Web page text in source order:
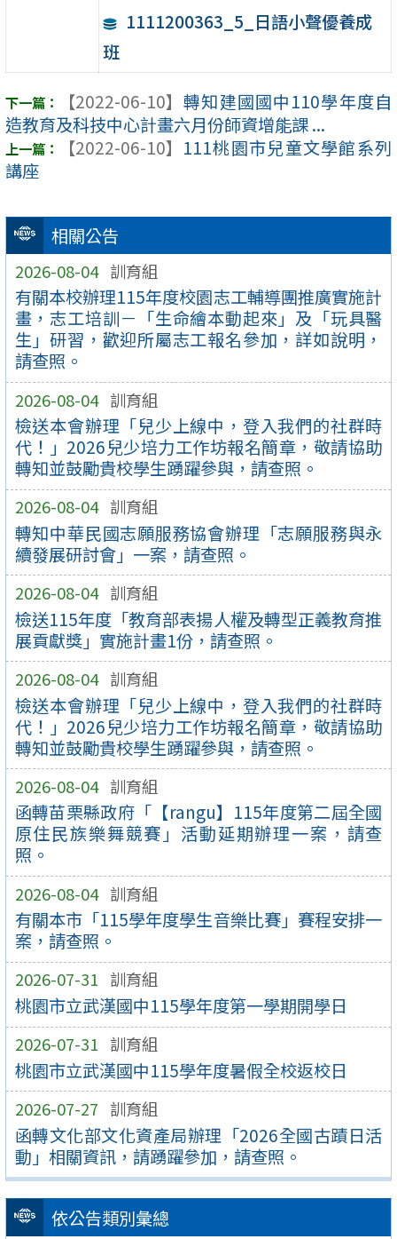
相關公告
2026-08-04 訓育組
有關本校辦理115年度校園志工輔導團推廣實施計
畫，志工培訓－「生命繪本動起來」及「玩具醫
生」研習，歡迎所屬志工報名參加，詳如說明，
請查照。
2026-08-04 訓育組
檢送本會辦理「兒少上線中，登入我們的社群時
代！」2026兒少培力工作坊報名簡章，敬請協助
轉知並鼓勵貴校學生踴躍參與，請查照。
2026-08-04 訓育組
轉知中華民國志願服務協會辦理「志願服務與永
續發展研討會」一案，請查照。
2026-08-04 訓育組
檢送115年度「教育部表揚人權及轉型正義教育推
展貢獻獎」實施計畫1份，請查照。
2026-08-04 訓育組
檢送本會辦理「兒少上線中，登入我們的社群時
代！」2026兒少培力工作坊報名簡章，敬請協助
轉知並鼓勵貴校學生踴躍參與，請查照。
2026-08-04 訓育組
函轉苗栗縣政府「【rangu】115年度第二屆全國
原住民族樂舞競賽」活動延期辦理一案，請查
照。
2026-08-04 訓育組
有關本市「115學年度學生音樂比賽」賽程安排一
案，請查照。
2026-07-31 訓育組
桃園市立武漢國中115學年度第一學期開學日
2026-07-31 訓育組
桃園市立武漢國中115學年度暑假全校返校日
2026-07-27 訓育組
函轉文化部文化資產局辦理「2026全國古蹟日活
動」相關資訊，請踴躍參加，請查照。
依公告類別彙總
1111200363_5_日語小聲優養成
班
【2022-06-10】 轉知建國國中110學年度自
造教育及科技中心計畫六月份師資增能課 ...
【2022-06-10】 111桃園市兒童文學館系列
講座